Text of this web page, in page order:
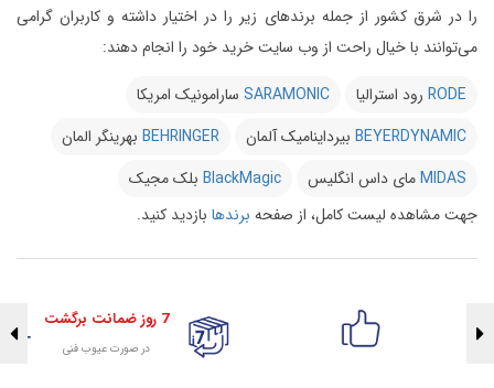
را در شرق کشور از جمله برندهای زیر را در اختیار داشته و کاربران گرامی
می‌توانند با خیال راحت از وب سایت خرید خود را انجام دهند:
RODE رود استرالیا SARAMONIC سارامونیک امریکا
BEYERDYNAMIC بیرداینامیک آلمان BEHRINGER بهرینگر المان
MIDASمای داس انگلیس BlackMagic بلک مجیک
جهت مشاهده لیست کامل، از صفحه برندها بازدید کنید.
7 روز ضمانت برگشت
در صورت عیوب فنی